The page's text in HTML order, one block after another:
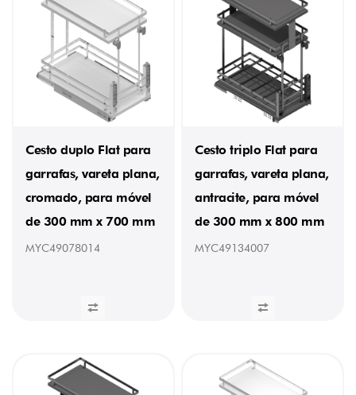
Cesto duplo Flat para
garrafas, vareta plana,
cromado, para móvel
de 300 mm x 700 mm
MYC49078014
Cesto triplo Flat para
garrafas, vareta plana,
antracite, para móvel
de 300 mm x 800 mm
MYC49134007